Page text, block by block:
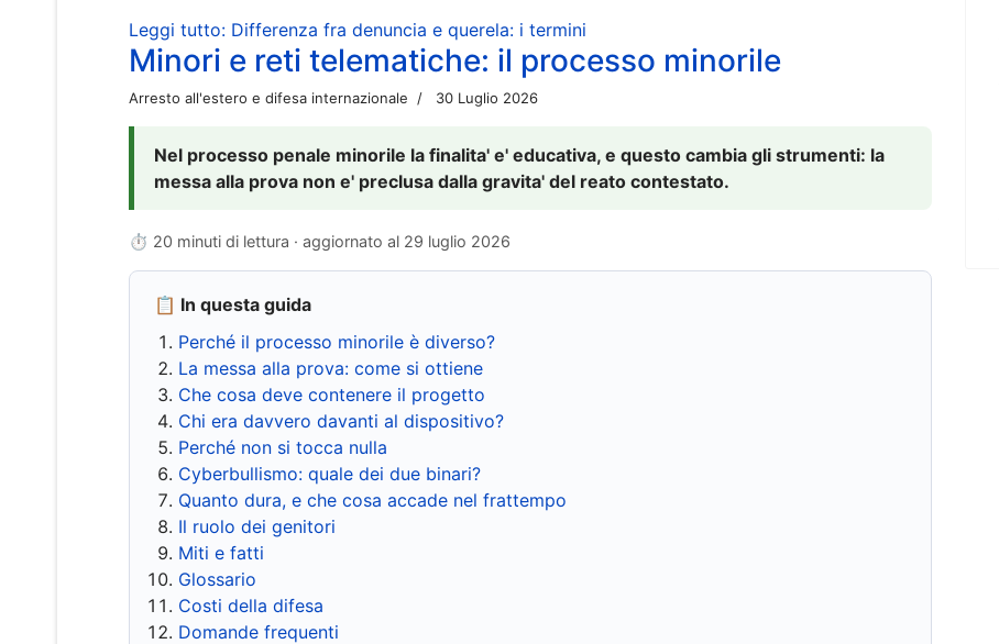
Leggi tutto: Differenza fra denuncia e querela: i termini
Minori e reti telematiche: il processo minorile
Arresto all'estero e difesa internazionale 30 Luglio 2026
Nel processo penale minorile la finalita' e' educativa, e questo cambia gli strumenti: la
messa alla prova non e' preclusa dalla gravita' del reato contestato.
⏱ 20 minuti di lettura · aggiornato al 29 luglio 2026
📋 In questa guida
Perché il processo minorile è diverso?
La messa alla prova: come si ottiene
Che cosa deve contenere il progetto
Chi era davvero davanti al dispositivo?
Perché non si tocca nulla
Cyberbullismo: quale dei due binari?
Quanto dura, e che cosa accade nel frattempo
Il ruolo dei genitori
Miti e fatti
Glossario
Costi della difesa
Domande frequenti